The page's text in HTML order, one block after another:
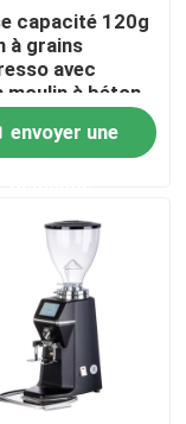
capacité 120g
à grains
avec
moulin à béton
de
envoyer une